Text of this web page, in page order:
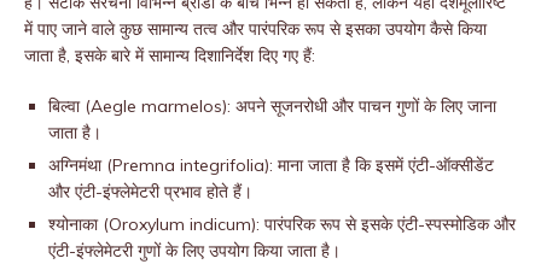
में पाए जाने वाले कुछ सामान्य तत्व और पारंपरिक रूप से इसका उपयोग कैसे किया
जाता है, इसके बारे में सामान्य दिशानिर्देश दिए गए हैं:
बिल्वा (Aegle marmelos): अपने सूजनरोधी और पाचन गुणों के लिए जाना
जाता है।
अग्निमंथा (Premna integrifolia): माना जाता है कि इसमें एंटी-ऑक्सीडेंट
और एंटी-इंफ्लेमेटरी प्रभाव होते हैं।
श्योनाका (Oroxylum indicum): पारंपरिक रूप से इसके एंटी-स्पस्मोडिक और
एंटी-इंफ्लेमेटरी गुणों के लिए उपयोग किया जाता है।